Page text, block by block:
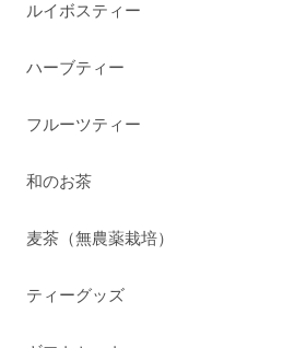
ルイボスティー
ハーブティー
フルーツティー
和のお茶
麦茶（無農薬栽培）
ティーグッズ